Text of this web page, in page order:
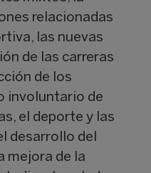
relacionadas
las nuevas
de las carreras
de los
involuntario de
el deporte y las
desarrollo del
mejora de la